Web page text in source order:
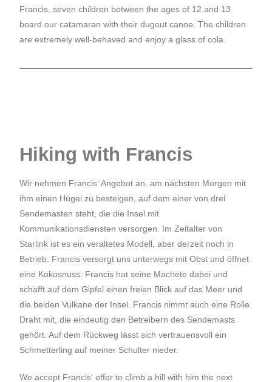
Francis, seven children between the ages of 12 and 13
board our catamaran with their dugout canoe. The children
are extremely well-behaved and enjoy a glass of cola.
Hiking with Francis
Wir nehmen Francis‘ Angebot an, am nächsten Morgen mit
ihm einen Hügel zu besteigen, auf dem einer von drei
Sendemasten steht, die die Insel mit
Kommunikationsdiensten versorgen. Im Zeitalter von
Starlink ist es ein veraltetes Modell, aber derzeit noch in
Betrieb. Francis versorgt uns unterwegs mit Obst und öffnet
eine Kokosnuss. Francis hat seine Machete dabei und
schafft auf dem Gipfel einen freien Blick auf das Meer und
die beiden Vulkane der Insel. Francis nimmt auch eine Rolle
Draht mit, die eindeutig den Betreibern des Sendemasts
gehört. Auf dem Rückweg lässt sich vertrauensvoll ein
Schmetterling auf meiner Schulter nieder.
We accept Francis‘ offer to climb a hill with him the next